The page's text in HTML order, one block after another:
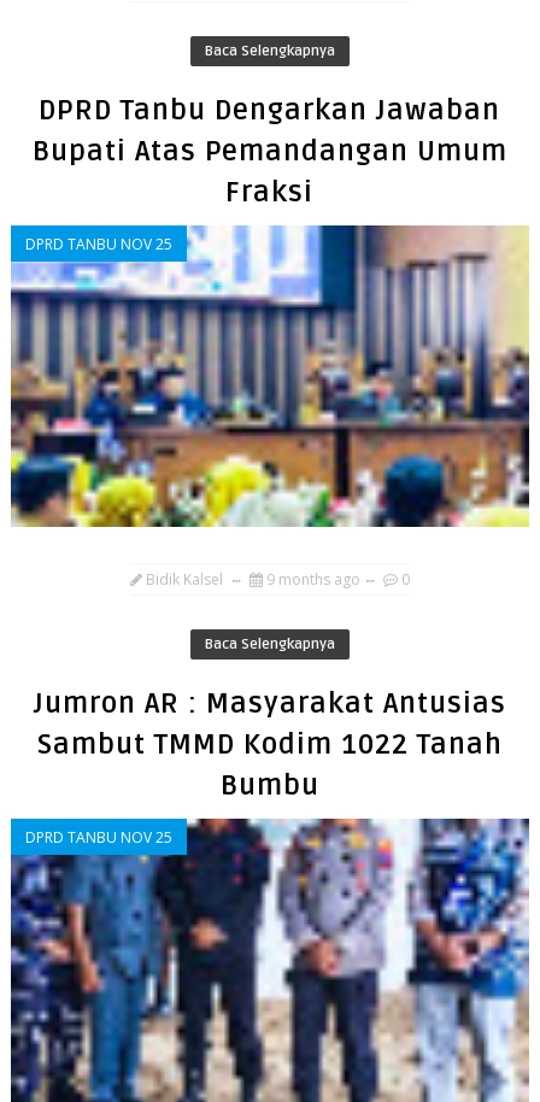
Baca Selengkapnya
DPRD Tanbu Dengarkan Jawaban
Bupati Atas Pemandangan Umum
Fraksi
DPRD TANBU NOV 25
Bidik Kalsel 9 months ago 0
Baca Selengkapnya
Jumron AR : Masyarakat Antusias
Sambut TMMD Kodim 1022 Tanah
Bumbu
DPRD TANBU NOV 25